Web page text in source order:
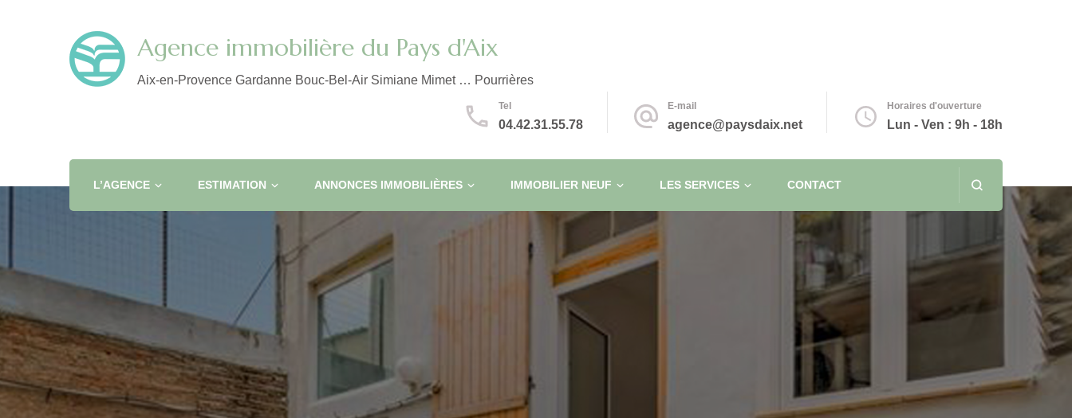
Agence immobilière du Pays d'Aix
Aix-en-Provence Gardanne Bouc-Bel-Air Simiane Mimet … Pourrières
Tel
04.42.31.55.78
E-mail
agence@paysdaix.net
Horaires d'ouverture
Lun - Ven : 9h - 18h
L’AGENCE ESTIMATION ANNONCES IMMOBILIÈRES IMMOBILIER NEUF LES SERVICES CONTACT